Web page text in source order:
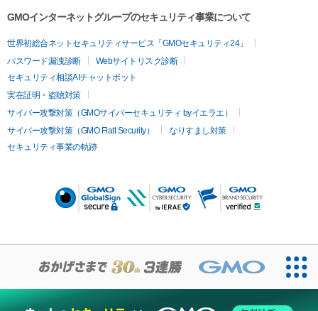
GMOインターネットグループのセキュリティ事業について
世界初総合ネットセキュリティサービス「GMOセキュリティ24」
パスワード漏洩診断
Webサイトリスク診断
セキュリティ相談AIチャットボット
実在証明・盗聴対策
サイバー攻撃対策（GMOサイバーセキュリティ byイエラエ）
サイバー攻撃対策（GMO Flatt Security）
なりすまし対策
セキュリティ事業の軌跡